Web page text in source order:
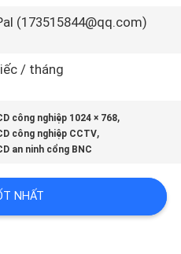
(173515844@qq.com)
/ tháng
công nghiệp 1024 × 768,
công nghiệp CCTV,
an ninh cổng BNC
NHẤT